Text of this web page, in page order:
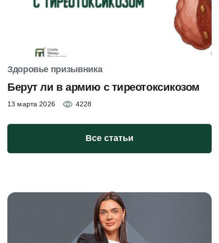
Здоровье призывника
Берут ли в армию с тиреотоксикозом
13 марта 2026 4228
Все статьи